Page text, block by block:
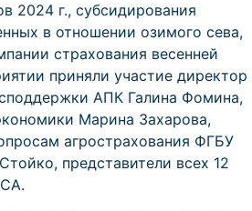
2024 г., субсидирования
в отношении озимого сева,
страхования весенней
приняли участие директор
АПК Галина Фомина,
Марина Захарова,
агрострахования ФГБУ
представители всех 12